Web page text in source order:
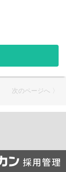
・環境整備・
大きく、思いつ
験とスキルは一
次のページへ 〉